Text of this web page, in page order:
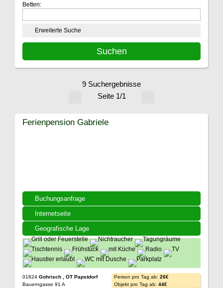
Betten:
Erweiterte Suche
9 Suchergebnisse
Seite 1/1
Buchungsanfrage
Internetseite
Geografische Lage
Ferienpension Gabriele
01824 Gohrisch , OT Papstdorf
Bauerngasse 91 A
Person pro Tag ab: 26€
Objekt pro Tag ab: 44€